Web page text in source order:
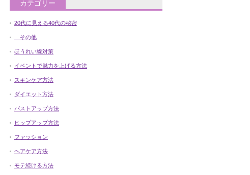
カテゴリー
20代に見える40代の秘密
その他
ほうれい線対策
イベントで魅力を上げる方法
スキンケア方法
ダイエット方法
バストアップ方法
ヒップアップ方法
ファッション
ヘアケア方法
モテ続ける方法